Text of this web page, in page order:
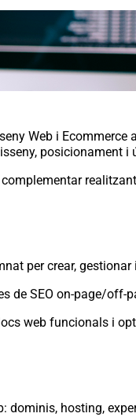
Web i
posicionament
per crear,
de SEO on-page/off-
web funcionals i
dominis, hosting,